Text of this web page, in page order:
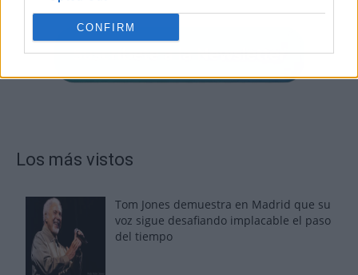
CONFIRM
Los más vistos
Tom Jones demuestra en Madrid que su
voz sigue desafiando implacable el paso
del tiempo